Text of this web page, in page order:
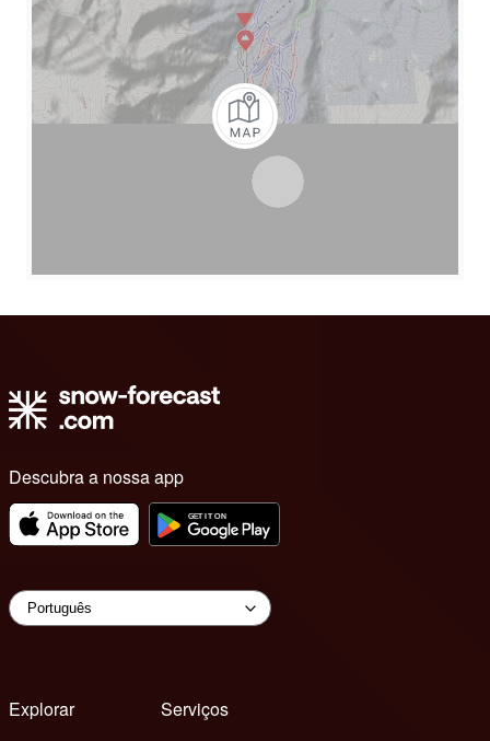
Descubra a nossa app
Explorar
Serviços